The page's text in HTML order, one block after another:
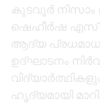
കുടവൂർ
ഷെഹീർഷ എസ്
ആദ്യ
ഉദ്ഘാടനം
ഹൃദ്യമായി മാറി.